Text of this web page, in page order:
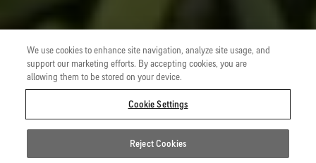
We use cookies to enhance site navigation, analyze site usage, and
support our marketing efforts. By accepting cookies, you are
allowing them to be stored on your device.
Cookie Settings
Reject Cookies